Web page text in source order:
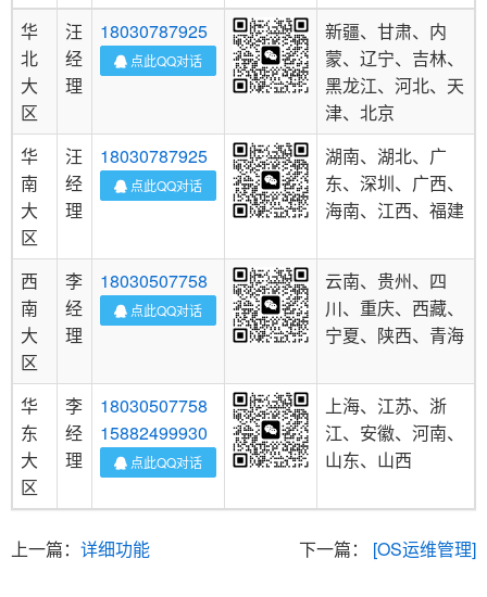
华
北
大
区
汪
经
理
18030787925
点此QQ对话
新疆、甘肃、内
蒙、辽宁、吉林、
黑龙江、河北、天
津、北京
华
南
大
区
汪
经
理
18030787925
点此QQ对话
湖南、湖北、广
东、深圳、广西、
海南、江西、福建
西
南
大
区
李
经
理
18030507758
点此QQ对话
云南、贵州、四
川、重庆、西藏、
宁夏、陕西、青海
华
东
大
区
李
经
理
18030507758
15882499930
点此QQ对话
上海、江苏、浙
江、安徽、河南、
山东、山西
上一篇： 详细功能 下一篇： [OS运维管理]